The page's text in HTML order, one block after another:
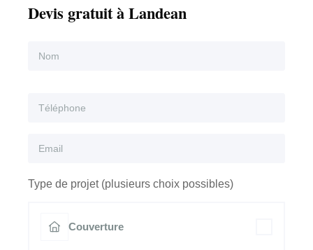
Devis gratuit à Landean
Type de projet (plusieurs choix possibles)
Couverture